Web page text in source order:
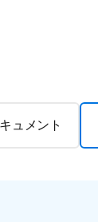
ュメント